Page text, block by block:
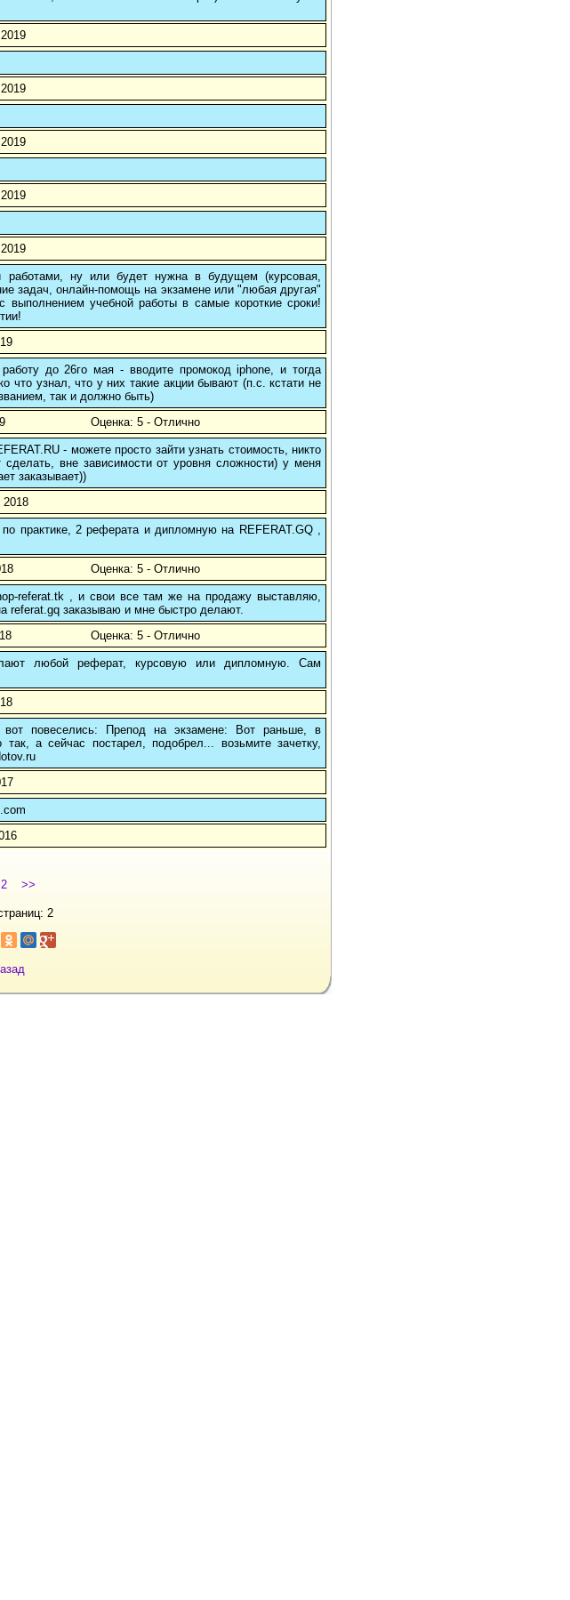
ну или будет нужна в будущем (курсовая,
задач, онлайн-помощь на экзамене или "любая другая"
учебной работы в самые короткие сроки!
до 26го мая - вводите промокод iphone, и тогда
что узнал, что у них такие акции бывают (п.с. кстати не
так и должно быть)
Оценка: 5 - Отлично
- можете просто зайти узнать стоимость, никто
вне зависимости от уровня сложности) у меня
заказывает))
2018
практике, 2 реферата и дипломную на REFERAT.GQ ,
Оценка: 5 - Отлично
referat.tk , и свои все там же на продажу выставляю,
referat.gq заказываю и мне быстро делают.
Оценка: 5 - Отлично
любой реферат, курсовую или дипломную. Сам
вот повеселись: Препод на экзамене: Вот раньше, в
а сейчас постарел, подобрел... возьмите зачетку,
2 >>
2